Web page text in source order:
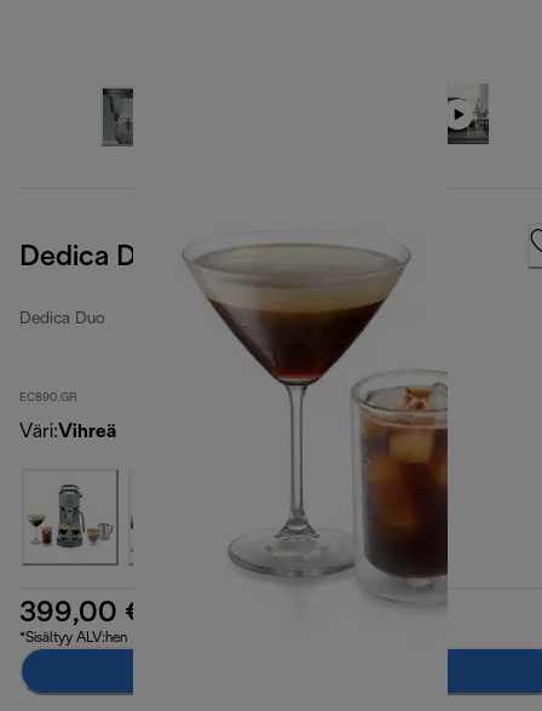
Dedica Duo
Dedica Duo
EC890.GR
Väri:Vihreä
399,00 €
*Sisältyy ALV:hen